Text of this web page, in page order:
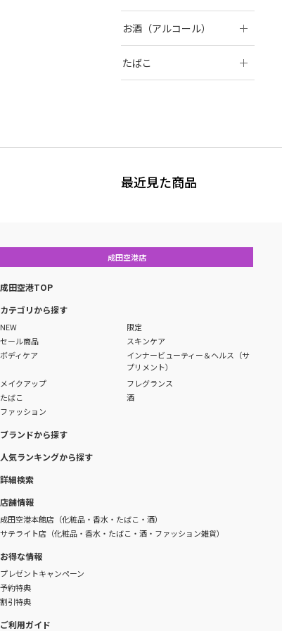
お酒（アルコール）
たばこ
最近見た商品
成田空港店
成田空港TOP
カテゴリから探す
NEW
限定
セール商品
スキンケア
ボディケア
インナービューティー＆ヘルス（サ
プリメント）
メイクアップ
フレグランス
たばこ
酒
ファッション
ブランドから探す
人気ランキングから探す
詳細検索
店舗情報
成田空港本館店（化粧品・香水・たばこ・酒）
サテライト店（化粧品・香水・たばこ・酒・ファッション雑貨）
お得な情報
プレゼントキャンペーン
予約特典
割引特典
ご利用ガイド